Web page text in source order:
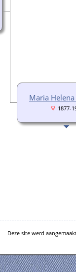
Maria
1877-
Deze site werd